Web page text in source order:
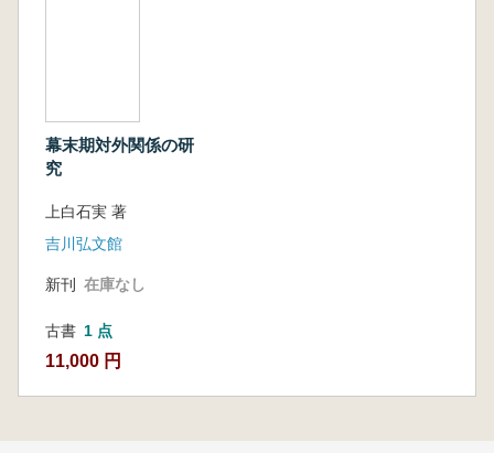
幕末期対外関係の研
究
上白石実 著
吉川弘文館
新刊 在庫なし
古書 1 点
11,000 円